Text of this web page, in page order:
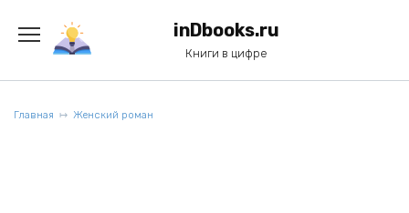
содержанию
inDbooks.ru
Книги в цифре
Главная Женский роман